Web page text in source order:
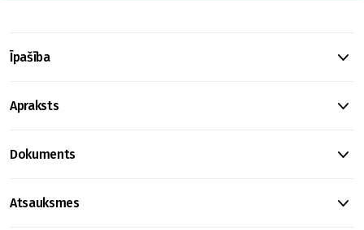
Īpašība
Apraksts
Dokuments
Atsauksmes